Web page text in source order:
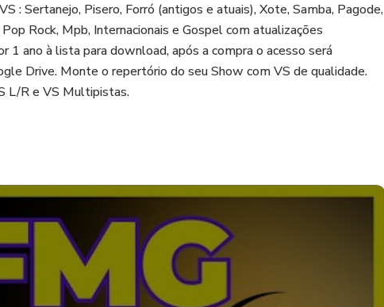
: Sertanejo, Pisero, Forró (antigos e atuais), Xote, Samba, Pagode,
Rock, Mpb, Internacionais e Gospel com atualizações
1 ano à lista para download, após a compra o acesso será
Drive. Monte o repertório do seu Show com VS de qualidade.
L/R e VS Multipistas.